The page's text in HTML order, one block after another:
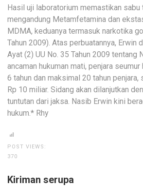
Hasil uji laboratorium memastikan
mengandung Metamfetamina dan
MDMA, keduanya termasuk narkotika
Tahun 2009). Atas perbuatannya, Erwin
Ayat (2) UU No. 35 Tahun 2009 tentang
ancaman hukuman mati, penjara
6 tahun dan maksimal 20 tahun penjara,
Rp 10 miliar. Sidang akan dilanjutkan
tuntutan dari jaksa. Nasib Erwin kini
hukum.* Rhy
POST VIEWS:
370
Kiriman serupa